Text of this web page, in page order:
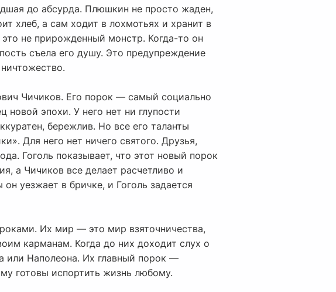
до абсурда. Плюшкин не просто жаден,
хлеб, а сам ходит в лохмотьях и хранит в
не прирожденный монстр. Когда-то он
съела его душу. Это предупреждение
Чичиков. Его порок — самый социально
эпохи. У него нет ни глупости
бережлив. Но все его таланты
Для него нет ничего святого. Друзья,
Гоголь показывает, что этот новый порок
а Чичиков все делает расчетливо и
уезжает в бричке, и Гоголь задается
Их мир — это мир взяточничества,
карманам. Когда до них доходит слух о
или Наполеона. Их главный порок —
готовы испортить жизнь любому.